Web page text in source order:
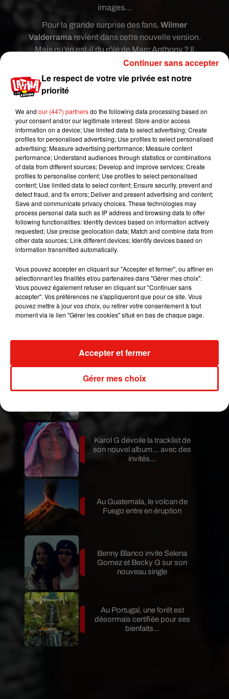
Publié : 16 août 2017 à 15h56 par La rédaction
images…
Pour la grande surprise des fans, Wilmer
Valderramarevient dans cette nouvelle version.
Mais qu'en est-il du rôle de Marc Anthony ? Il
devient le chroniqueur de cette histoire sur
l’amour, le chagrin, la passion et la vérité. On vous
met en garde : en écoutant cette version, vous ne
pourrez plus vous arrêter de chanter et de danser !
Mundo Latino
de Fuego est terminée
Le fourmilier géant fait son retour
Karol G dévoile la tracklist de
son nouvel album… avec des
invités...
Au Guatemala, le volcan de
Fuego entre en éruption
Benny Blanco invite Selena
Gomez et Becky G sur son
nouveau single
Au Portugal, une forêt est
désormais certifiée pour ses
bienfaits...
Le respect de votre vie privée est notre
priorité
We and our (447) partnersdo the following data processing based on
your consent and/or our legitimate interest: Store and/or access
information on a device; Use limited data to select advertising; Create
profiles for personalised advertising; Use profiles to select personalised
advertising; Measure advertising performance; Measure content
performance; Understand audiences through statistics or combinations
of data from different sources; Develop and improve services; Create
profiles to personalise content; Use profiles to select personalised
content; Use limited data to select content; Ensure security, prevent and
detect fraud, and fix errors; Deliver and present advertising and content;
Save and communicate privacy choices. These technologies may
process personal data such as IP address and browsing data to offer
following functionalities: Identify devices based on information actively
requested; Use precise geolocation data; Match and combine data from
other data sources; Link different devices; Identify devices based on
information transmitted automatically.
Vous pouvez accepter en cliquant sur "Accepter et fermer", ou affiner en
sélectionnant les finalités et/ou partenaires dans "Gérer mes choix".
Vous pouvez également refuser en cliquant sur "Continuer sans
accepter". Vos préférences ne s'appliqueront que pour ce site. Vous
pouvez mettre à jour vos choix, ou retirer votre consentement à tout
moment via le lien "Gérer les cookies" situé en bas de chaque page.
Gérer mes choix
Accepter et fermer
Continuer sans accepter